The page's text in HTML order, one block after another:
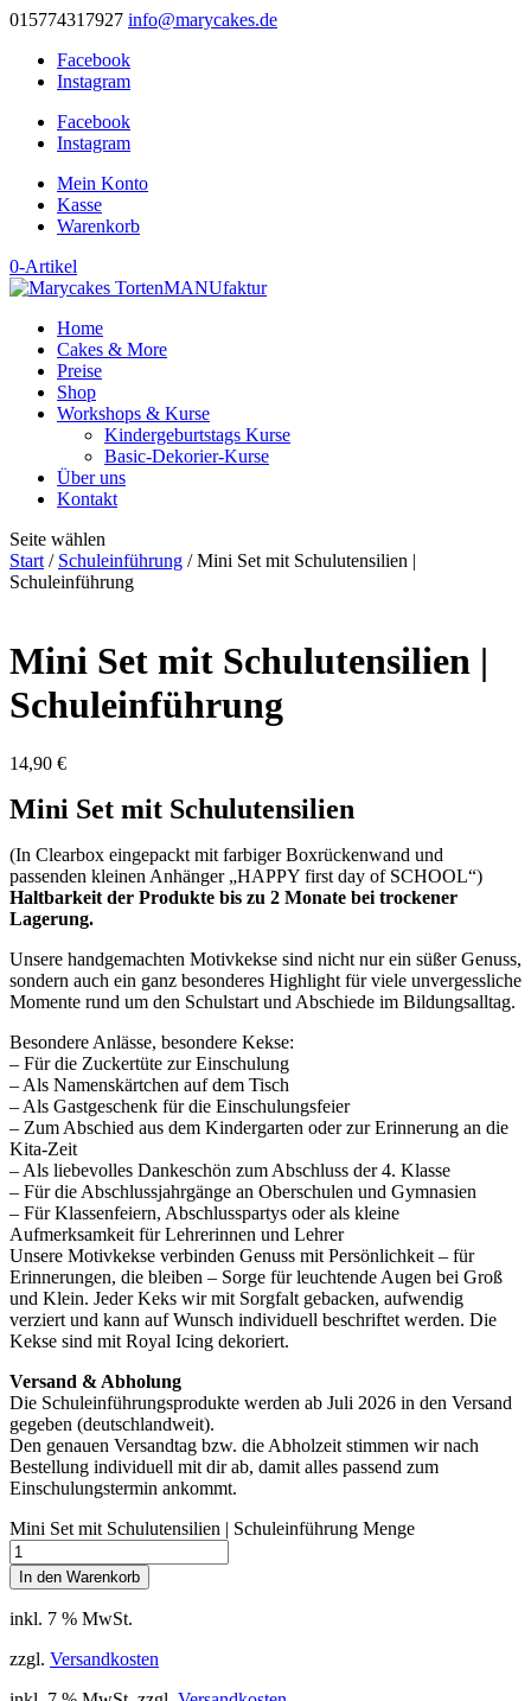
015774317927 info@marycakes.de
Facebook
Instagram
Facebook
Instagram
Mein Konto
Kasse
Warenkorb
0-Artikel
Home
Cakes & More
Preise
Shop
Workshops & Kurse
Kindergeburtstags Kurse
Basic-Dekorier-Kurse
Über uns
Kontakt
Seite wählen
Start / Schuleinführung / Mini Set mit Schulutensilien |
Schuleinführung
Mini Set mit Schulutensilien |
Schuleinführung
14,90 €
Mini Set mit Schulutensilien
(In Clearbox eingepackt mit farbiger Boxrückenwand und
passenden kleinen Anhänger „HAPPY first day of SCHOOL“)
Haltbarkeit der Produkte bis zu 2 Monate bei trockener
Lagerung.
Unsere handgemachten Motivkekse sind nicht nur ein süßer Genuss,
sondern auch ein ganz besonderes Highlight für viele unvergessliche
Momente rund um den Schulstart und Abschiede im Bildungsalltag.
Besondere Anlässe, besondere Kekse:
– Für die Zuckertüte zur Einschulung
– Als Namenskärtchen auf dem Tisch
– Als Gastgeschenk für die Einschulungsfeier
– Zum Abschied aus dem Kindergarten oder zur Erinnerung an die
Kita-Zeit
– Als liebevolles Dankeschön zum Abschluss der 4. Klasse
– Für die Abschlussjahrgänge an Oberschulen und Gymnasien
– Für Klassenfeiern, Abschlusspartys oder als kleine
Aufmerksamkeit für Lehrerinnen und Lehrer
Unsere Motivkekse verbinden Genuss mit Persönlichkeit – für
Erinnerungen, die bleiben – Sorge für leuchtende Augen bei Groß
und Klein. Jeder Keks wir mit Sorgfalt gebacken, aufwendig
verziert und kann auf Wunsch individuell beschriftet werden. Die
Kekse sind mit Royal Icing dekoriert.
Versand & Abholung
Die Schuleinführungsprodukte werden ab Juli 2026 in den Versand
gegeben (deutschlandweit).
Den genauen Versandtag bzw. die Abholzeit stimmen wir nach
Bestellung individuell mit dir ab, damit alles passend zum
Einschulungstermin ankommt.
Mini Set mit Schulutensilien | Schuleinführung Menge
In den Warenkorb
inkl. 7 % MwSt.
zzgl. Versandkosten